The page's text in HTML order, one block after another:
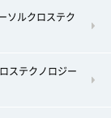
ソルクロステク
ステクノロジー